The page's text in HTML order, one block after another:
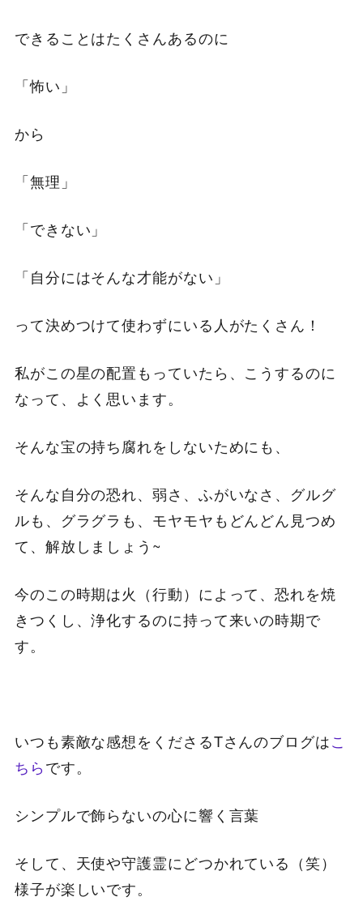
できることはたくさんあるのに
「怖い」
から
「無理」
「できない」
「自分にはそんな才能がない」
って決めつけて使わずにいる人がたくさん！
私がこの星の配置もっていたら、こうするのに
なって、よく思います。
そんな宝の持ち腐れをしないためにも、
そんな自分の恐れ、弱さ、ふがいなさ、グルグ
ルも、グラグラも、モヤモヤもどんどん見つめ
て、解放しましょう~
今のこの時期は火（行動）によって、恐れを焼
きつくし、浄化するのに持って来いの時期で
す。
いつも素敵な感想をくださるTさんのブログはこ
ちらです。
シンプルで飾らないの心に響く言葉
そして、天使や守護霊にどつかれている（笑）
様子が楽しいです。